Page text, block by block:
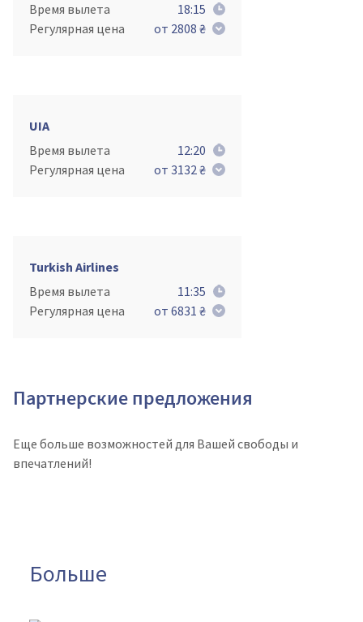
Время вылета
18:15
Регулярная цена
от 2808 ₴
UIA
Время вылета
12:20
Регулярная цена
от 3132 ₴
Turkish Airlines
Время вылета
11:35
Регулярная цена
от 6831 ₴
Партнерские предложения
Еще больше возможностей для Вашей свободы и
впечатлений!
Больше